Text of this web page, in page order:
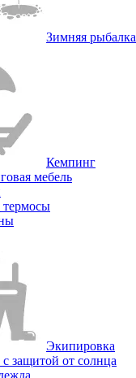
Зимняя рыбалка
Кемпинг
мебель
термосы
Экипировка
защитой от солнца